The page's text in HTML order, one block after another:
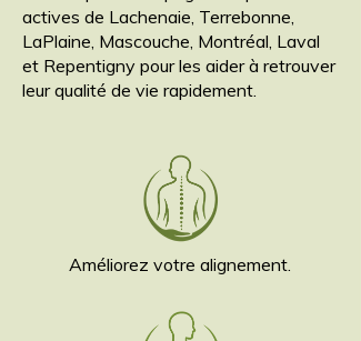
actives de Lachenaie, Terrebonne,
LaPlaine, Mascouche, Montréal, Laval
et Repentigny pour les aider à retrouver
leur qualité de vie rapidement.
Améliorez votre alignement.